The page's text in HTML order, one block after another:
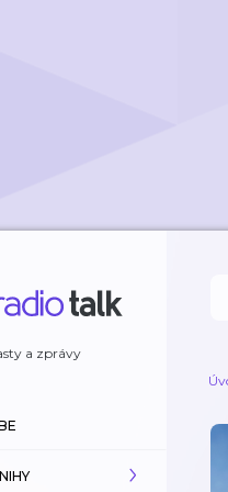
a zprávy